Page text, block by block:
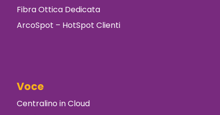
Fibra Ottica Dedicata
ArcoSpot – HotSpot Clienti
Voce
Centralino in Cloud